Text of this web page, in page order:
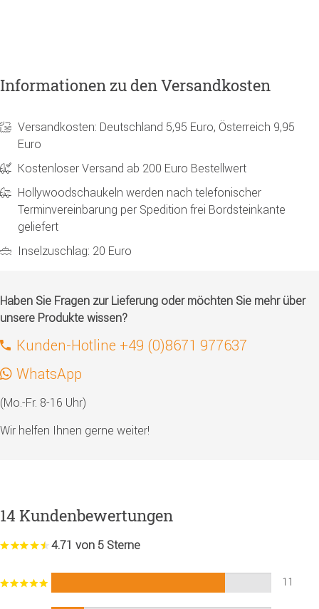
Informationen zu den Versandkosten
Versandkosten: Deutschland 5,95 Euro, Österreich 9,95
Euro
Kostenloser Versand ab 200 Euro Bestellwert
Hollywoodschaukeln werden nach telefonischer
Terminvereinbarung per Spedition frei Bordsteinkante
geliefert
Inselzuschlag: 20 Euro
Haben Sie Fragen zur Lieferung oder möchten Sie mehr über
unsere Produkte wissen?
Kunden-Hotline +49 (0)8671 977637
WhatsApp
(Mo.-Fr. 8-16 Uhr)
Wir helfen Ihnen gerne weiter!
14 Kundenbewertungen
4.71 von 5 Sterne
11